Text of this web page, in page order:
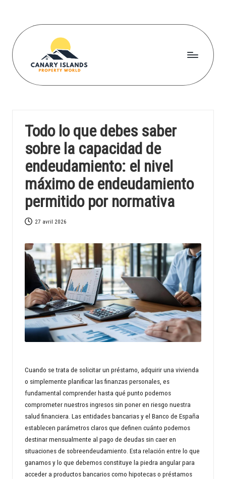
content
C
a
r
yi
s
l
a
n
d
s
p
r
o
p
rt
y
w
o
rl
d
Todo lo que debes saber
sobre la capacidad de
endeudamiento: el nivel
máximo de endeudamiento
permitido por normativa
27 avril 2026
Cuando se trata de solicitar un préstamo, adquirir una vivienda
o simplemente planificar las finanzas personales, es
fundamental comprender hasta qué punto podemos
comprometer nuestros ingresos sin poner en riesgo nuestra
salud financiera. Las entidades bancarias y el Banco de España
establecen parámetros claros que definen cuánto podemos
destinar mensualmente al pago de deudas sin caer en
situaciones de sobreendeudamiento. Esta relación entre lo que
ganamos y lo que debemos constituye la piedra angular para
acceder a productos bancarios como hipotecas o préstamos